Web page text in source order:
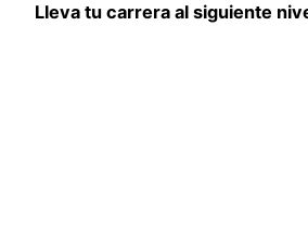
Lleva tu carrera al siguiente